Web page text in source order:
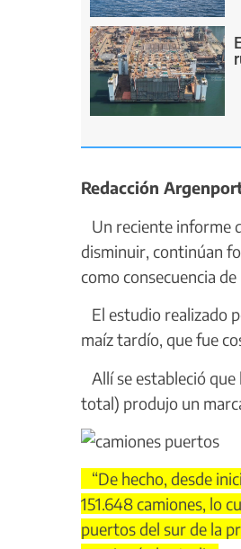
Redacción
Un reciente informe
disminuir, continúan
como consecuencia
El estudio realizado
maíz tardío, que fue
Allí se estableció
total) produjo un
“De hecho, desde
151.648 camiones, lo
puertos del sur de la